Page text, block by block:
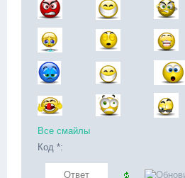
Все смайлы
Код *: